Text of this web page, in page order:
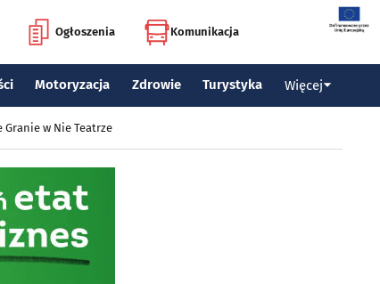
Ogłoszenia Komunikacja
Motoryzacja Zdrowie Turystyka Więcej
Granie w Nie Teatrze